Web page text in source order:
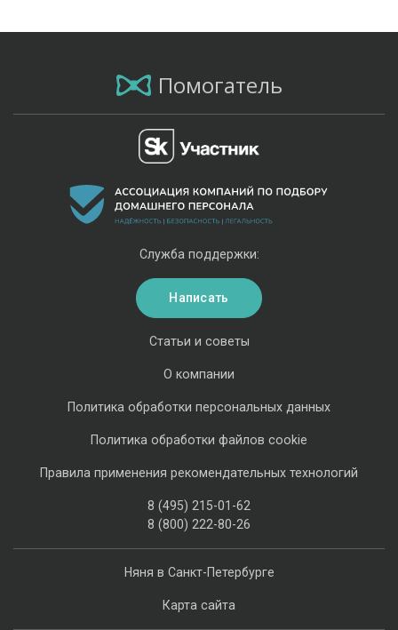
Помогатель
Няня в Санкт-Петербурге
Карта сайта
Статьи и советы
О компании
Политика обработки персональных данных
Политика обработки файлов cookie
Правила применения рекомендательных технологий
8 (495) 215-01-62
8 (800) 222-80-26
Служба поддержки:
Написать